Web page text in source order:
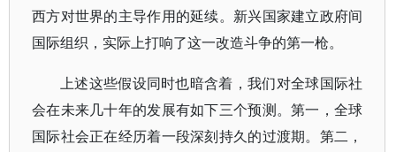
西方对世界的主导作用的延续。新兴国家建立政府间
国际组织，实际上打响了这一改造斗争的第一枪。
上述这些假设同时也暗含着，我们对全球国际社
会在未来几十年的发展有如下三个预测。第一，全球
国际社会正在经历着一段深刻持久的过渡期。第二，